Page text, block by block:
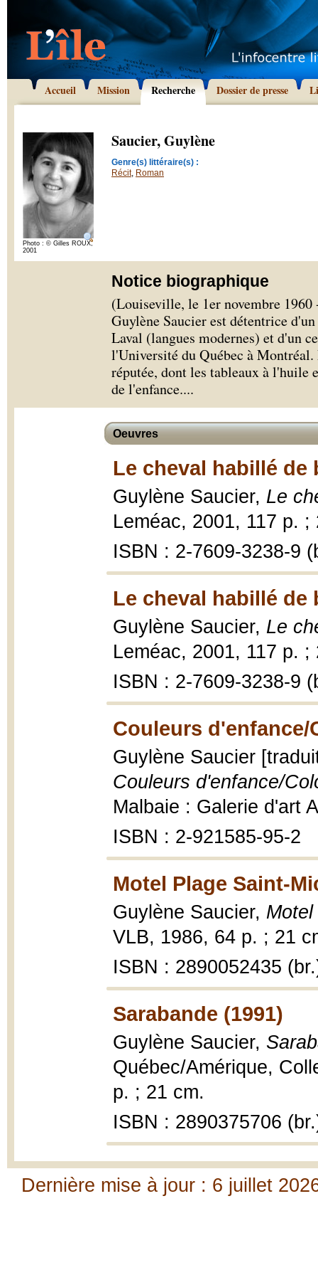
Accueil Mission Recherche Dossier de presse
Photo : © Gilles ROUX,
2001
Saucier, Guylène
Genre(s) littéraire(s) :
Récit, Roman
Notice biographique
(Louiseville, le 1er novembre
Guylène Saucier est détentrice
Laval (langues modernes) et d'un
l'Université du Québec à
réputée, dont les tableaux à
de l'enfance....
Oeuvres
Le cheval habillé de
Guylène Saucier, Le
Leméac, 2001, 117 p. ;
ISBN : 2-7609-3238-9
Le cheval habillé de
Guylène Saucier, Le
Leméac, 2001, 117 p. ;
ISBN : 2-7609-3238-9
Couleurs
Guylène Saucier
Couleurs d'enfance/
Malbaie : Galerie d'art
ISBN : 2-921585-95-2
Motel Plage Saint-
Guylène Saucier,
VLB, 1986, 64 p. ; 21
ISBN : 2890052435
Sarabande (1991)
Guylène Saucier,
Québec/Amérique,
p. ; 21 cm.
ISBN : 2890375706
Dernière mise à jour : 6 juillet